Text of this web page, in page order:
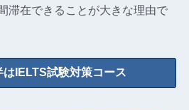
滞在できることが大きな理由で
IELTS試験対策コース